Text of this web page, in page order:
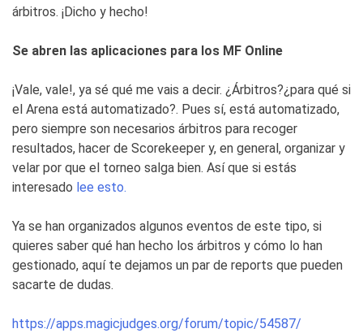
árbitros. ¡Dicho y hecho!
Se abren las aplicaciones para los MF Online
¡Vale, vale!, ya sé qué me vais a decir. ¿Árbitros?¿para qué si
el Arena está automatizado?. Pues sí, está automatizado,
pero siempre son necesarios árbitros para recoger
resultados, hacer de Scorekeeper y, en general, organizar y
velar por que el torneo salga bien. Así que si estás
interesado lee esto.
Ya se han organizados algunos eventos de este tipo, si
quieres saber qué han hecho los árbitros y cómo lo han
gestionado, aquí te dejamos un par de reports que pueden
sacarte de dudas.
https://apps.magicjudges.org/forum/topic/54587/